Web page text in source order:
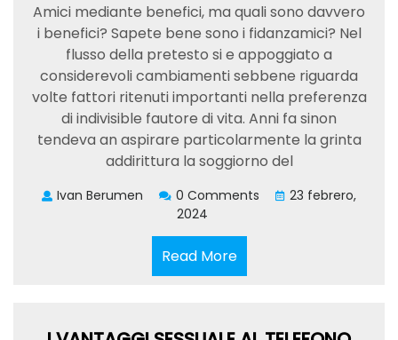
Amici mediante benefici, ma quali sono davvero
i benefici? Sapete bene sono i fidanzamici? Nel
flusso della pretesto si e appoggiato a
considerevoli cambiamenti sebbene riguarda
volte fattori ritenuti importanti nella preferenza
di indivisible fautore di vita. Anni fa sinon
tendeva an aspirare particolarmente la grinta
addirittura la soggiorno del
Ivan Berumen 0 Comments
23 febrero,
2024
Read MoreRead
More